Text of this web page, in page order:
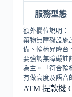
服務型態
額外欄位說明：
築物無障礙設施
備、輪椅昇降台
要強調無障礙註
為主。「符合輪
有做高度及語音
ATM 提款機